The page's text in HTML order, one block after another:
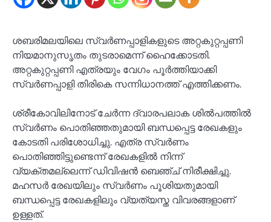
ശബരിമലയിലെ സ്വർണപ്പാളികളുടെ അറ്റകുറ്റപ്പണി
നിയമാനുസൃതം തുടരാമെന്ന് ഹൈക്കോടതി.
അറ്റകുറ്റപ്പണി എത്രയും വേഗം പൂർത്തിയാക്കി
സ്വർണപ്പാളി തിരികെ സന്നിധാനത്ത് എത്തിക്കണം.
ശ്രീകോവിലിനോട് ചേർന്ന ദ്വാരപലാക ശിൽപത്തിൽ
സ്വർണം പൊതിഞ്ഞതുമായി ബന്ധപ്പെട്ട രേഖകളും
കോടതി പരിശോധിച്ചു. എത്ര സ്വർണം
പൊതിഞ്ഞിട്ടുണ്ടെന്ന് രേഖകളിൽ നിന്ന്
വ്യക്തമല്ലെന്ന് ഡിവിഷൻ ബെഞ്ച് നിരീക്ഷിച്ചു.
മഹസർ രേഖയിലും സ്വർണം പൂശിയതുമായി
ബന്ധപ്പെട്ട രേഖകളിലും വ്യത്യസ്ത വിവരങ്ങളാണ്
ഉള്ളത്.